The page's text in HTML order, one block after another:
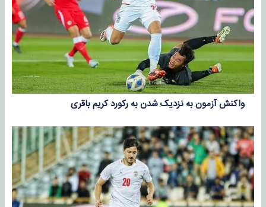
واکنش آزمون به نزدیک شدن به رکورد کریم باقری